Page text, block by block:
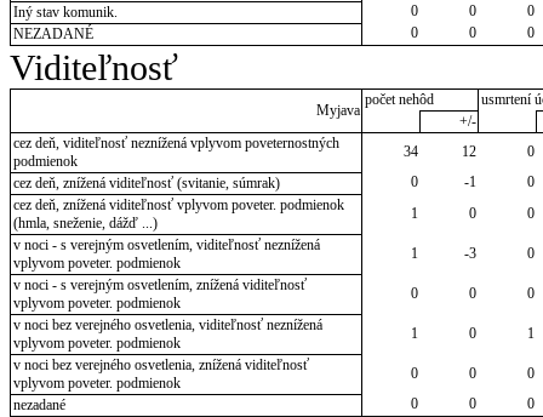
Iný stav komunik.
0 0
0
NEZADANÉ
0 0 0
Viditeľnosť
Myjava
počet nehôd
usmrtení
+/-
cez deň, viditeľnosť neznížená vplyvom poveternostných
podmienok
34 12
0
cez deň, znížená viditeľnosť (svitanie, súmrak)
0 -1
0
cez deň, znížená viditeľnosť vplyvom poveter. podmienok
(hmla, sneženie, dážď ...)
1 0
0
v noci - s verejným osvetlením, viditeľnosť neznížená
vplyvom poveter. podmienok
1 -3
0
v noci - s verejným osvetlením, znížená viditeľnosť
vplyvom poveter. podmienok
0 0
0
v noci bez verejného osvetlenia, viditeľnosť neznížená
vplyvom poveter. podmienok
1 0
1
v noci bez verejného osvetlenia, znížená viditeľnosť
vplyvom poveter. podmienok
0 0
0
nezadané
0 0 0